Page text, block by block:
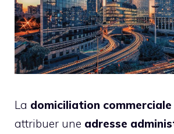
La domiciliation commerciale
attribuer une adresse